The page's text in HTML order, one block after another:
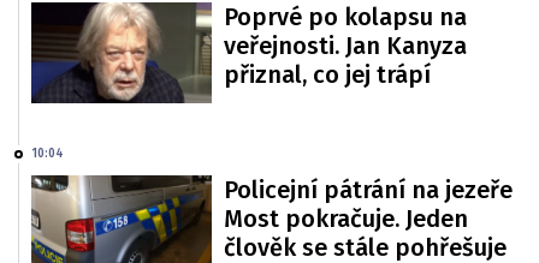
Poprvé po kolapsu na
veřejnosti. Jan Kanyza
přiznal, co jej trápí
10:04
Policejní pátrání na jezeře
Most pokračuje. Jeden
člověk se stále pohřešuje